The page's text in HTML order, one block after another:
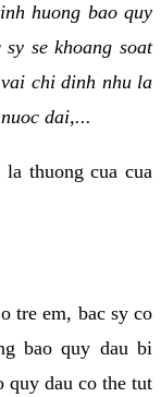
huong bao quy
se khoang soat
chi dinh nhu la
dai,...
thuong cua cua
tre em, bac sy co
bao quy dau bi
quy dau co the tut